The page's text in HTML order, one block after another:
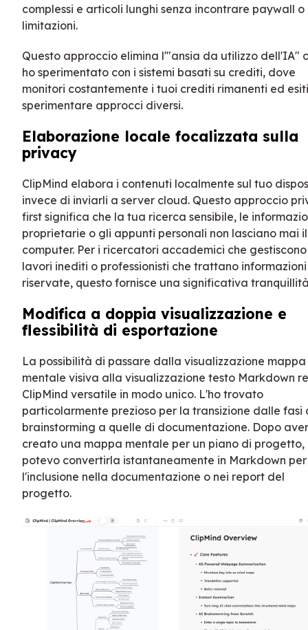
complessi e articoli lunghi senza incontrare paywall o
limitazioni.
Questo approccio elimina l'"ansia da utilizzo dell'IA"
ho sperimentato con i sistemi basati su crediti, dove
monitori costantemente i tuoi crediti rimanenti ed
sperimentare approcci diversi.
Elaborazione locale focalizzata sulla
privacy
ClipMind elabora i contenuti localmente sul tuo
invece di inviarli a server cloud. Questo approccio
first significa che la tua ricerca sensibile, le
proprietarie o gli appunti personali non lasciano mai
computer. Per i ricercatori accademici che gestiscono
lavori inediti o professionisti che trattano informazioni
riservate, questo fornisce una significativa
Modifica a doppia visualizzazione e
flessibilità di esportazione
La possibilità di passare dalla visualizzazione mappa
mentale visiva alla visualizzazione testo Markdown
ClipMind versatile in modo unico. L'ho trovato
particolarmente prezioso per la transizione dalle fasi
brainstorming a quelle di documentazione. Dopo aver
creato una mappa mentale per un piano di progetto,
potevo convertirla istantaneamente in Markdown per
l'inclusione nella documentazione o nei report del
progetto.